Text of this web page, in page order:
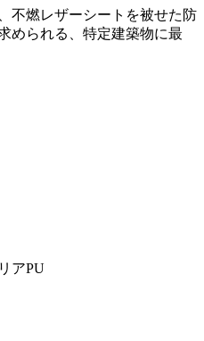
不燃レザーシートを被せた防
められる、特定建築物に最